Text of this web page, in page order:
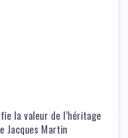
la valeur de l’héritage
Jacques Martin